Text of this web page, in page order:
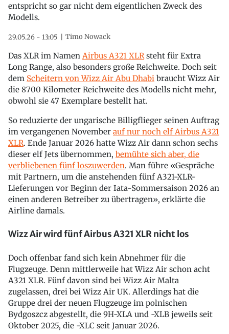
entspricht so gar nicht dem eigentlichen Zweck des
Modells.
29.05.26 - 13:05 Timo Nowack
Das XLR im Namen Airbus A321 XLR steht für Extra
Long Range, also besonders große Reichweite. Doch seit
dem Scheitern von Wizz Air Abu Dhabi braucht Wizz Air
die 8700 Kilometer Reichweite des Modells nicht mehr,
obwohl sie 47 Exemplare bestellt hat.
So reduzierte der ungarische Billigflieger seinen Auftrag
im vergangenen November auf nur noch elf Airbus A321
XLR. Ende Januar 2026 hatte Wizz Air dann schon sechs
dieser elf Jets übernommen, bemühte sich aber, die
verbliebenen fünf loszuwerden. Man führe «Gespräche
mit Partnern, um die anstehenden fünf A321-XLR-
Lieferungen vor Beginn der Iata-Sommersaison 2026 an
einen anderen Betreiber zu übertragen», erklärte die
Airline damals.
Wizz Air wird fünf Airbus A321 XLR nicht los
Doch offenbar fand sich kein Abnehmer für die
Flugzeuge. Denn mittlerweile hat Wizz Air schon acht
A321 XLR. Fünf davon sind bei Wizz Air Malta
zugelassen, drei bei Wizz Air UK. Allerdings hat die
Gruppe drei der neuen Flugzeuge im polnischen
Bydgoszcz abgestellt, die 9H-XLA und -XLB jeweils seit
Oktober 2025, die -XLC seit Januar 2026.